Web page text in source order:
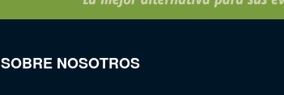
SOBRE NOSOTROS